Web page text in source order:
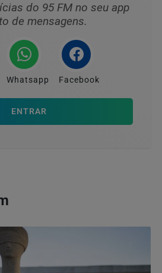
do 95 FM no seu app
de mensagens.
Whatsapp Facebook
ENTRAR